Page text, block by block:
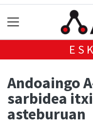
Andoaingo
sarbidea
asteburuan